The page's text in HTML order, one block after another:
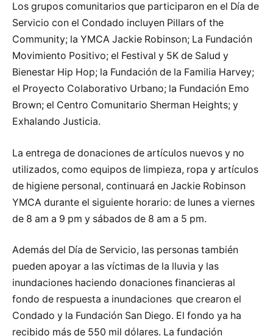
Los grupos comunitarios que participaron en el Día de
Servicio con el Condado incluyen Pillars of the
Community; la YMCA Jackie Robinson; La Fundación
Movimiento Positivo; el Festival y 5K de Salud y
Bienestar Hip Hop; la Fundación de la Familia Harvey;
el Proyecto Colaborativo Urbano; la Fundación Emo
Brown; el Centro Comunitario Sherman Heights; y
Exhalando Justicia.
La entrega de donaciones de artículos nuevos y no
utilizados, como equipos de limpieza, ropa y artículos
de higiene personal, continuará en Jackie Robinson
YMCA durante el siguiente horario: de lunes a viernes
de 8 am a 9 pm y sábados de 8 am a 5 pm.
Además del Día de Servicio, las personas también
pueden apoyar a las víctimas de la lluvia y las
inundaciones haciendo donaciones financieras al
fondo de respuesta a inundaciones que crearon el
Condado y la Fundación San Diego. El fondo ya ha
recibido más de 550 mil dólares. La fundación